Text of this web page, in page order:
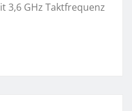
3,6 GHz Taktfrequenz